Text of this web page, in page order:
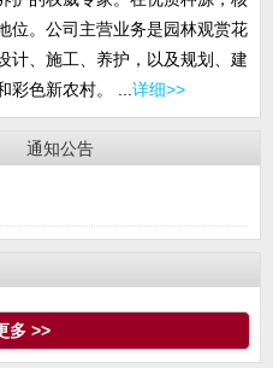
位。公司主营业务是园林观赏花
计、施工、养护，以及规划、建
彩色新农村。 ...详细>>
通知公告
多 >>